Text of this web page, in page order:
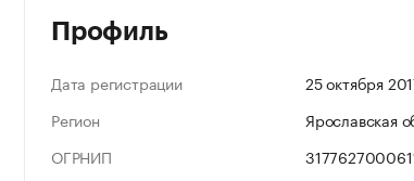
Профиль
Дата регистрации
25 октября
Регион
Ярославская
ОГРНИП